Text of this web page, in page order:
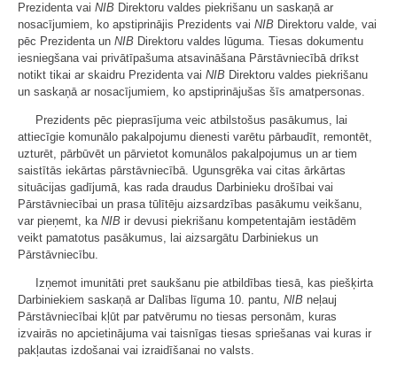
Prezidenta vai NIB Direktoru valdes piekrišanu un saskaņā ar
nosacījumiem, ko apstiprinājis Prezidents vai NIB Direktoru valde, vai
pēc Prezidenta un NIB Direktoru valdes lūguma. Tiesas dokumentu
iesniegšana vai privātīpašuma atsavināšana Pārstāvniecībā drīkst
notikt tikai ar skaidru Prezidenta vai NIB Direktoru valdes piekrišanu
un saskaņā ar nosacījumiem, ko apstiprinājušas šīs amatpersonas.
Prezidents pēc pieprasījuma veic atbilstošus pasākumus, lai
attiecīgie komunālo pakalpojumu dienesti varētu pārbaudīt, remontēt,
uzturēt, pārbūvēt un pārvietot komunālos pakalpojumus un ar tiem
saistītās iekārtas pārstāvniecībā. Ugunsgrēka vai citas ārkārtas
situācijas gadījumā, kas rada draudus Darbinieku drošībai vai
Pārstāvniecībai un prasa tūlītēju aizsardzības pasākumu veikšanu,
var pieņemt, ka NIB ir devusi piekrišanu kompetentajām iestādēm
veikt pamatotus pasākumus, lai aizsargātu Darbiniekus un
Pārstāvniecību.
Izņemot imunitāti pret saukšanu pie atbildības tiesā, kas piešķirta
Darbiniekiem saskaņā ar Dalības līguma 10. pantu, NIB neļauj
Pārstāvniecībai kļūt par patvērumu no tiesas personām, kuras
izvairās no apcietinājuma vai taisnīgas tiesas spriešanas vai kuras ir
pakļautas izdošanai vai izraidīšanai no valsts.